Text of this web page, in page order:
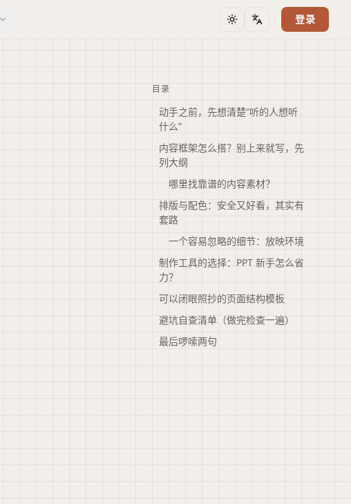
主题 语言 登录
目录
动手之前，先想清楚“听的人想听
什么”
内容框架怎么搭？别上来就写，先
列大纲
哪里找靠谱的内容素材？
排版与配色：安全又好看，其实有
套路
一个容易忽略的细节：放映环境
制作工具的选择：PPT 新手怎么省
力？
可以闭眼照抄的页面结构模板
避坑自查清单（做完检查一遍）
最后啰嗦两句